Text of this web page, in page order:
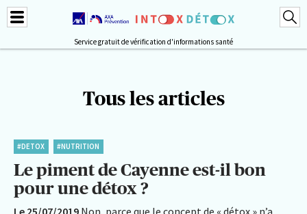
Service gratuit de vérification d'informations santé
Tous les articles
#DETOX #NUTRITION
Le piment de Cayenne est-il bon
pour une détox ?